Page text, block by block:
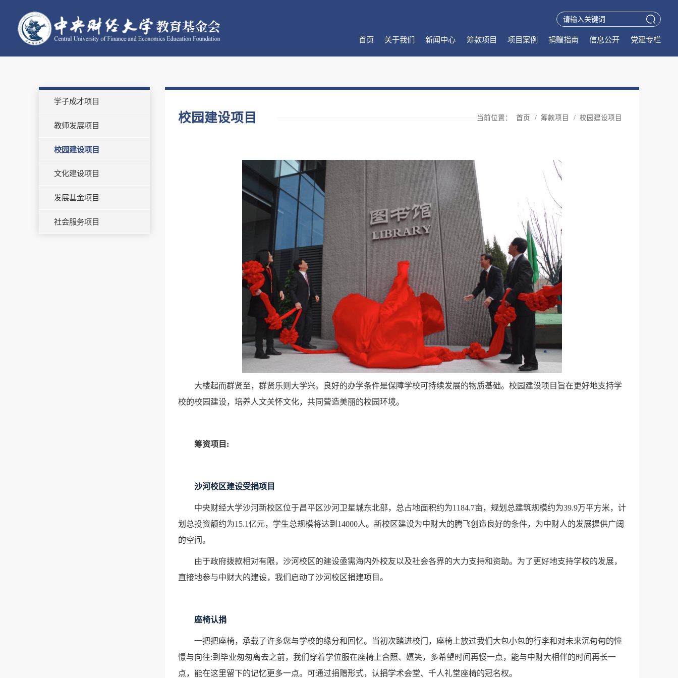
首页 关于我们 新闻中心 筹款项目 项目案例 捐赠指南 信息公开 党建专栏
学子成才项目
教师发展项目
校园建设项目
文化建设项目
发展基金项目
社会服务项目
校园建设项目 当前位置： 首页 / 筹款项目 / 校园建设项目
大楼起而群贤至，群贤乐则大学兴。良好的办学条件是保障学校可持续发展的物质基础。校园建设项目旨在更好地支持学
校的校园建设，培养人文关怀文化，共同营造美丽的校园环境。
筹资项目:
沙河校区建设受捐项目
中央财经大学沙河新校区位于昌平区沙河卫星城东北部，总占地面积约为1184.7亩，规划总建筑规模约为39.9万平方米，计
划总投资额约为15.1亿元，学生总规模将达到14000人。新校区建设为中财大的腾飞创造良好的条件，为中财人的发展提供广阔
的空间。
由于政府拨款相对有限，沙河校区的建设亟需海内外校友以及社会各界的大力支持和资助。为了更好地支持学校的发展，
直接地参与中财大的建设，我们启动了沙河校区捐建项目。
座椅认捐
一把把座椅，承载了许多您与学校的缘分和回忆。当初次踏进校门，座椅上放过我们大包小包的行李和对未来沉甸甸的憧
憬与向往:到毕业匆匆离去之前，我们穿着学位服在座椅上合照、嬉笑，多希望时间再慢一点，能与中财大相伴的时间再长一
点，能在这里留下的记忆更多一点。可通过捐赠形式，认捐学术会堂、千人礼堂座椅的冠名权。